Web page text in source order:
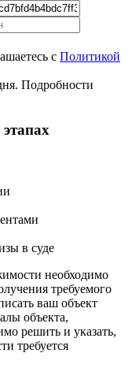
с Политикой
Подробности
в суде
необходимо
требуемого
ваш объект
объекта,
решить и указать,
требуется